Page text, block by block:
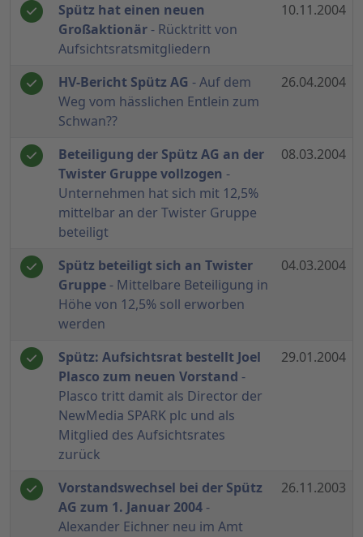
Spütz hat einen neuen
Großaktionär- Rücktritt von
Aufsichtsratsmitgliedern
10.11.2004
HV-Bericht Spütz AG - Auf dem
Weg vom hässlichen Entlein zum
Schwan??
26.04.2004
Beteiligung der Spütz AG an der
Twister Gruppe vollzogen -
Unternehmen hat sich mit 12,5%
mittelbar an der Twister Gruppe
beteiligt
08.03.2004
Spütz beteiligt sich an Twister
Gruppe - Mittelbare Beteiligung in
Höhe von 12,5% soll erworben
werden
04.03.2004
Spütz: Aufsichtsrat bestellt Joel
Plasco zum neuen Vorstand -
Plasco tritt damit als Director der
NewMedia SPARK plc und als
Mitglied des Aufsichtsrates
zurück
29.01.2004
Vorstandswechsel bei der Spütz
AG zum 1. Januar 2004 -
Alexander Eichner neu im Amt
26.11.2003